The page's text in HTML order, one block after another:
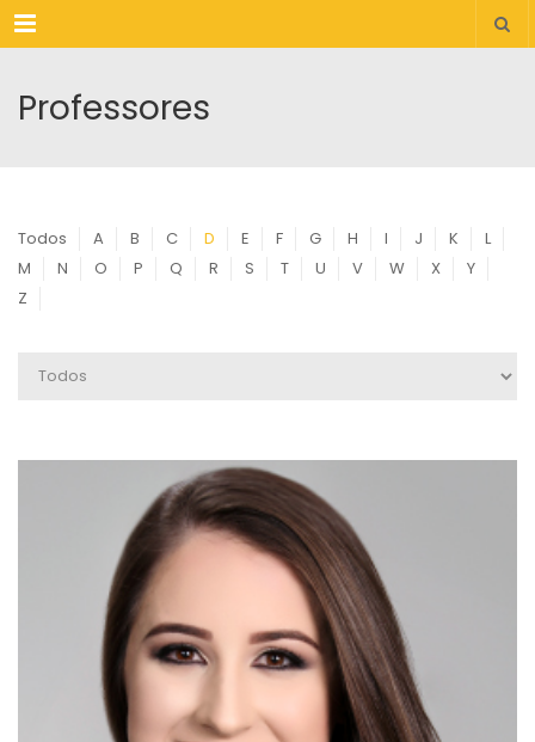
Menu
Professores
Todos A B C D E F G H I J K
L
M
N O P Q R S T U V W X
Y
Z